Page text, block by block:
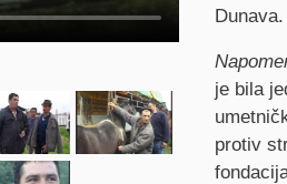
Dunava.
je bila
protiv